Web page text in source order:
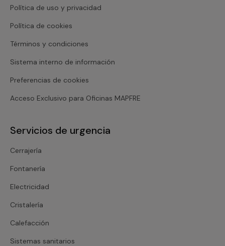
Política de uso y privacidad
Política de cookies
Términos y condiciones
Sistema interno de información
Preferencias de cookies
Acceso Exclusivo para Oficinas MAPFRE
Servicios de urgencia
Cerrajería
Fontanería
Electricidad
Cristalería
Calefacción
Sistemas sanitarios